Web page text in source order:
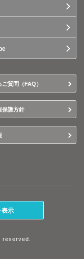
ご質問（FAQ）
保護方針
表示